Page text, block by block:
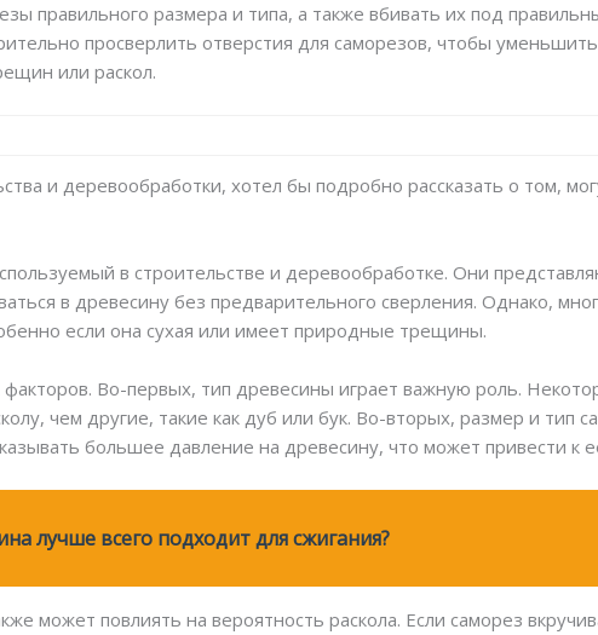
правильного размера и типа, а также вбивать их под
просверлить отверстия для саморезов, чтобы
или раскол.
и деревообработки, хотел бы подробно рассказать о том,
в строительстве и деревообработке. Они
в древесину без предварительного сверления. Однако,
если она сухая или имеет природные трещины.
факторов. Во-первых, тип древесины играет важную роль.
чем другие, такие как дуб или бук. Во-вторых, размер и тип
большее давление на древесину, что может привести к
лучше всего подходит для сжигания?
может повлиять на вероятность раскола. Если саморез